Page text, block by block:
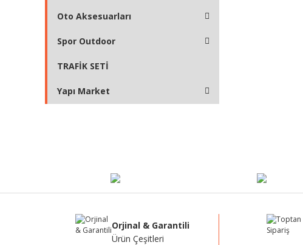
Oto Aksesuarları
Spor Outdoor
TRAFİK SETİ
Yapı Market
Orjinal & Garantili
Ürün Çeşitleri